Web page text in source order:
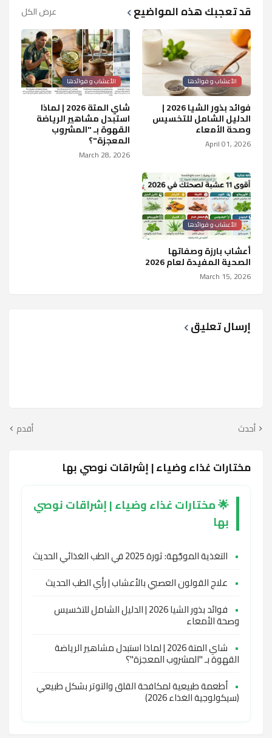
قد تعجبك هذه المواضيع عرض الكل
الأعشاب و فوائدها
فوائد بذور الشيا 2026 |
الدليل الشامل للتخسيس
وصحة الأمعاء
April 01, 2026
الأعشاب و فوائدها
شاي المتة 2026 | لماذا
استبدل مشاهير الرياضة
القهوة بـ "المشروب
المعجزة"؟
March 28, 2026
الأعشاب و فوائدها
أعشاب بارزة وصفاتها
الصحية المفيدة لعام 2026
March 15, 2026
إرسال تعليق
أحدث أقدم
مختارات غذاء وضياء | إشراقات نوصي بها
🌟 مختارات غذاء وضياء | إشراقات نوصي
بها
• التغذية الموجّهة: ثورة 2025 في الطب الغذائي الحديث
• علاج القولون العصبي بالأعشاب | رأي الطب الحديث
•
فوائد بذور الشيا 2026 | الدليل الشامل للتخسيس
وصحة الأمعاء
•
شاي المتة 2026 | لماذا استبدل مشاهير الرياضة
القهوة بـ "المشروب المعجزة"؟
• أطعمة طبيعية لمكافحة القلق والتوتر بشكل طبيعي
(سيكولوجية الغذاء 2026)